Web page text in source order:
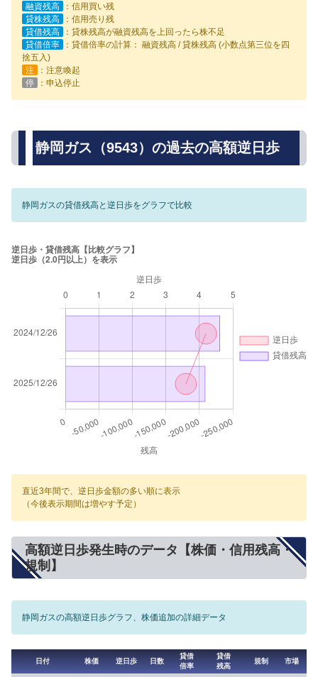
融資残高
：信用買い残
貸株残高
：信用売り残
貸借残高
：貸株残高が融資残高を上回ったら株不足
貸借倍率
：貸借倍率の計算： 融資残高 / 貸株残高 (小数点第三位を四
捨五入)
注
：注意喚起
停
：申込停止
静岡ガス（9543）の過去の高額逆日歩
静岡ガスの貸借残高と逆日歩をグラフで比較
直近3年間で、逆日歩金額の多い順に表示
（今後表示期間は増やす予定）
高額逆日歩発生時のデータ【株価・信用残高・
規制】
静岡ガスの高額逆日歩グラフ、株価追加の詳細データ
日付 株価 逆日歩 日数
貸借
倍率
貸借
残高
規制 市場